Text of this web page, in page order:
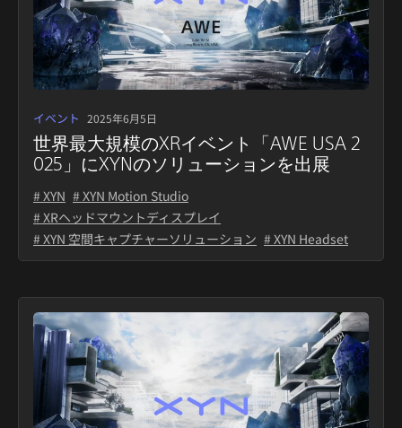
イベント 2025年6月5日
世界最大規模のXRイベント「AWE USA 2
025」にXYNのソリューションを出展
# XYN # XYN Motion Studio
# XRヘッドマウントディスプレイ
# XYN 空間キャプチャーソリューション # XYN Headset